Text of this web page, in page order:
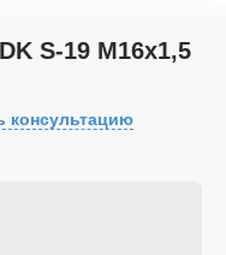
S-19 М16х1,5
консультацию